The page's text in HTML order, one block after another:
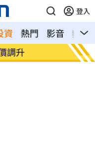
登入
資 熱門 影音
熱搜
調升 俄軍